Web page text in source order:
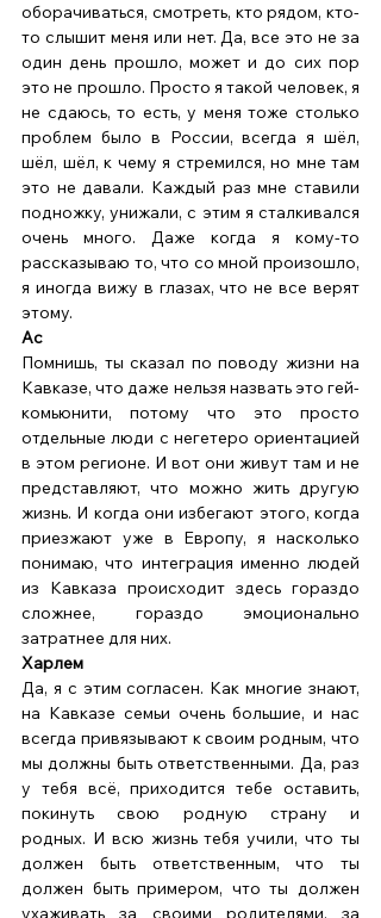
оборачиваться, смотреть, кто рядом, кто-
то слышит меня или нет. Да, все это не за
один день прошло, может и до сих пор
это не прошло. Просто я такой человек, я
не сдаюсь, то есть, у меня тоже столько
проблем было в России, всегда я шёл,
шёл, шёл, к чему я стремился, но мне там
это не давали. Каждый раз мне ставили
подножку, унижали, с этим я сталкивался
очень много. Даже когда я кому-то
рассказываю то, что со мной произошло,
я иногда вижу в глазах, что не все верят
этому.
Ас
Помнишь, ты сказал по поводу жизни на
Кавказе, что даже нельзя назвать это гей-
комьюнити, потому что это просто
отдельные люди с негетеро ориентацией
в этом регионе. И вот они живут там и не
представляют, что можно жить другую
жизнь. И когда они избегают этого, когда
приезжают уже в Европу, я насколько
понимаю, что интеграция именно людей
из Кавказа происходит здесь гораздо
сложнее, гораздо эмоционально
затратнее для них.
Харлем
Да, я с этим согласен. Как многие знают,
на Кавказе семьи очень большие, и нас
всегда привязывают к своим родным, что
мы должны быть ответственными. Да, раз
у тебя всё, приходится тебе оставить,
покинуть свою родную страну и
родных. И всю жизнь тебя учили, что ты
должен быть ответственным, что ты
должен быть примером, что ты должен
ухаживать за своими родителями, за